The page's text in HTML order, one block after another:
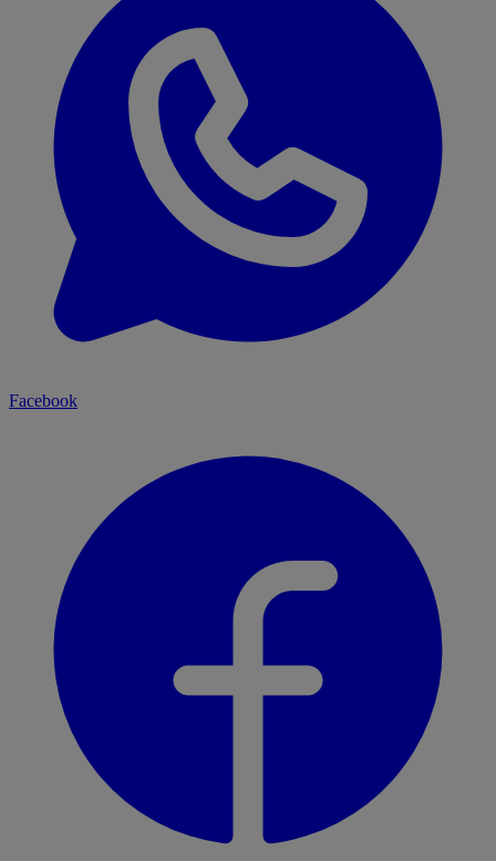
Facebook